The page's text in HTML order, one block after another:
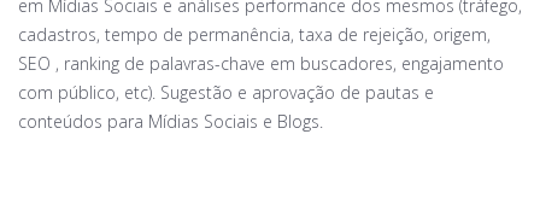
em Mídias Sociais e análises performance dos mesmos (tráfego,
cadastros, tempo de permanência, taxa de rejeição, origem,
SEO , ranking de palavras-chave em buscadores, engajamento
com público, etc). Sugestão e aprovação de pautas e
conteúdos para Mídias Sociais e Blogs.